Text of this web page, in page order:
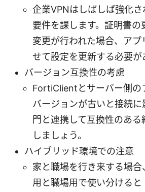
企業VPNはしばしば強化さ
要件を課します。証明書の
変更が行われた場合、アプ
せて設定を更新する必要が
バージョン互換性の考慮
FortiClientとサーバー側の
バージョンが古いと接続
門と連携して互換性のあ
しましょう。
ハイブリッド環境での注意
家と職場を行き来する場
用と職場用で使い分ける